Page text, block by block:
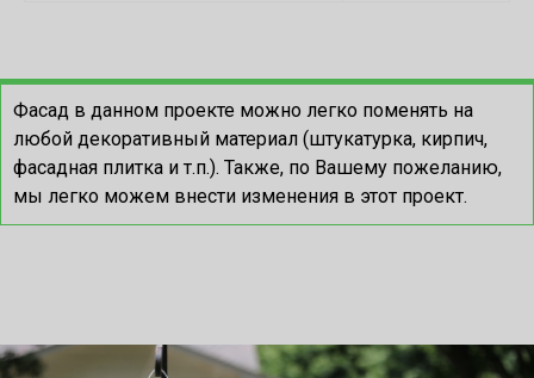
Фасад в данном проекте можно легко поменять на
любой декоративный материал (штукатурка, кирпич,
фасадная плитка и т.п.). Также, по Вашему пожеланию,
мы легко можем внести изменения в этот проект.